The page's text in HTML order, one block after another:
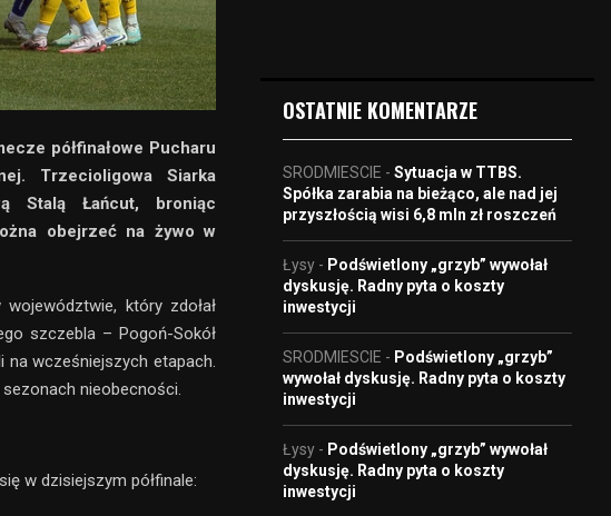
półfinałowe Pucharu
Trzecioligowa Siarka
Stalą Łańcut, broniąc
obejrzeć na żywo w
który zdołał
szczebla – Pogoń-Sokół
na wcześniejszych etapach.
nieobecności.
w dzisiejszym półfinale:
e
o
OSTATNIE KOMENTARZE
SRODMIESCIE - Sytuacja w TTBS.
Spółka zarabia na bieżąco, ale nad jej
przyszłością wisi 6,8 mln zł roszczeń
Łysy - Podświetlony „grzyb” wywołał
dyskusję. Radny pyta o koszty
inwestycji
SRODMIESCIE - Podświetlony „grzyb”
wywołał dyskusję. Radny pyta o koszty
inwestycji
Łysy - Podświetlony „grzyb” wywołał
dyskusję. Radny pyta o koszty
inwestycji